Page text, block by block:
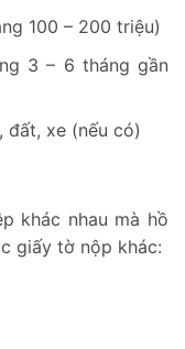
100 – 200 triệu)
3 – 6 tháng gần
đất, xe (nếu có)
khác nhau mà hồ
giấy tờ nộp khác: